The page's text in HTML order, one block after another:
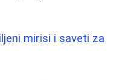
mirisi i saveti za